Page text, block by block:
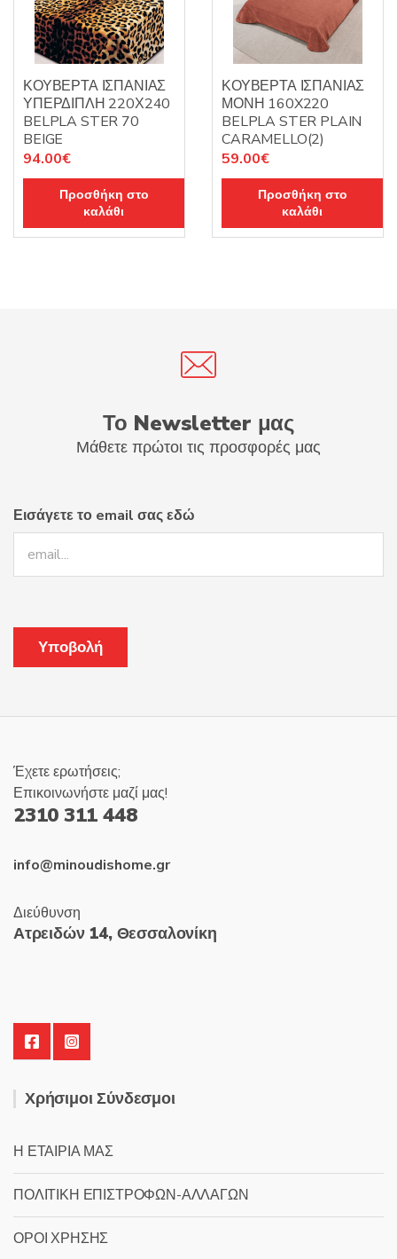
ΚΟΥΒΕΡΤΑ ΙΣΠΑΝΙΑΣ
ΥΠΕΡΔΙΠΛΗ 220Χ240
BELPLA STER 70
BEIGE
94.00€
Προσθήκη στο
καλάθι
ΚΟΥΒΕΡΤΑ ΙΣΠΑΝΙΑΣ
ΜΟΝΗ 160X220
BELPLA STER PLAIN
CARAMELLO(2)
59.00€
Προσθήκη στο
καλάθι
Το Newsletter μας
Μάθετε πρώτοι τις προσφορές μας
Εισάγετε το email σας εδώ
Έχετε ερωτήσεις;
Επικοινωνήστε μαζί μας!
2310 311 448
info@minoudishome.gr
Διεύθυνση
Ατρειδών 14, Θεσσαλονίκη
Χρήσιμοι Σύνδεσμοι
Η ΕΤΑΙΡΙΑ ΜΑΣ
ΠΟΛΙΤΙΚΗ ΕΠΙΣΤΡΟΦΩΝ-ΑΛΛΑΓΩΝ
ΟΡΟΙ ΧΡΗΣΗΣ